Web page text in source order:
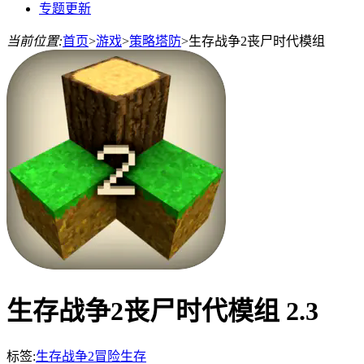
专题更新
当前位置:首页>游戏>策略塔防>生存战争2丧尸时代模组
生存战争2丧尸时代模组 2.3
标签:生存战争2冒险生存